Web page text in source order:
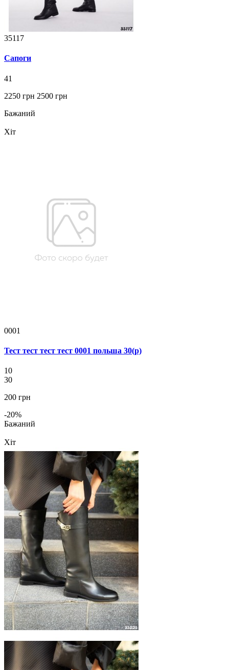
35117
Сапоги
41
2250 грн 2500 грн
Бажаний
Хіт
0001
Тест тест тест тест 0001 польша 30(р)
10
30
200 грн
-20%
Бажаний
Хіт